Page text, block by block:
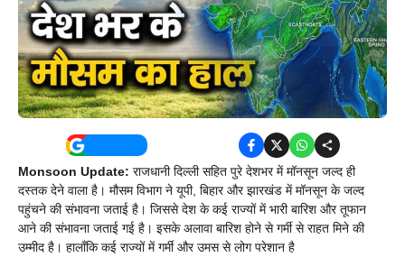
Monsoon Update: राजधानी दिल्ली सहित पुरे देशभर में मॉनसून जल्द ही
दस्तक देने वाला है। मौसम विभाग ने यूपी, बिहार और झारखंड में मॉनसून के जल्द
पहुंचने की संभावना जताई है। जिससे देश के कई राज्यों में भारी बारिश और तूफान
आने की संभावना जताई गई है। इसके अलावा बारिश होने से गर्मी से राहत मिने की
उम्मीद है। हालाँकि कई राज्यों में गर्मी और उमस से लोग परेशान है